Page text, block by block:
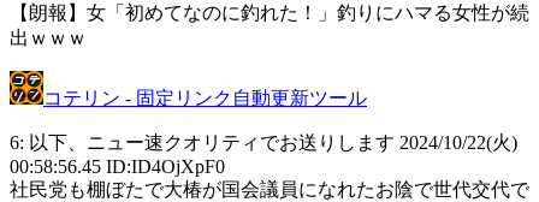
【朗報】女「初めてなのに釣れた！」釣りにハマる女性が続
出ｗｗｗ
コテリン - 固定リンク自動更新ツール
6: 以下、ニュー速クオリティでお送りします 2024/10/22(火)
00:58:56.45 ID:ID4OjXpF0
社民党も棚ぼたで大椿が国会議員になれたお陰で世代交代で